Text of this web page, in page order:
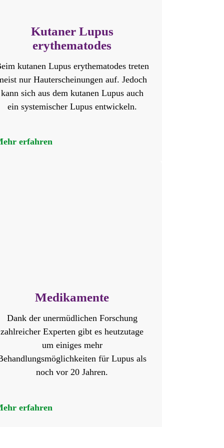
Kutaner Lupus
erythematodes
kutanen Lupus erythematodes treten
nur Hauterscheinungen auf. Jedoch
kann sich aus dem kutanen Lupus auch
ein systemischer Lupus entwickeln.
erfahren
Medikamente
Dank der unermüdlichen Forschung
zahlreicher Experten gibt es heutzutage
um einiges mehr
für Lupus als
noch vor 20 Jahren.
erfahren